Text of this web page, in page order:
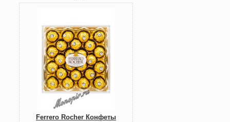
Ferrero Rocher Конфеты